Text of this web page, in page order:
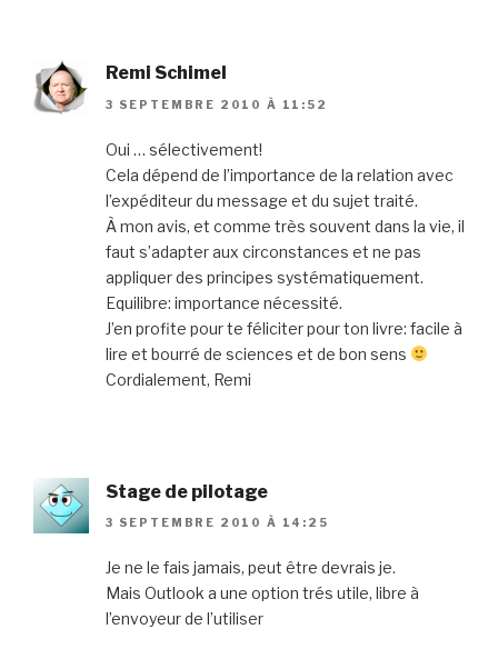
Remi Schimel
3 SEPTEMBRE 2010 À 11:52
Oui … sélectivement!
Cela dépend de l’importance de la relation avec
l’expéditeur du message et du sujet traité.
À mon avis, et comme très souvent dans la vie, il
faut s’adapter aux circonstances et ne pas
appliquer des principes systématiquement.
Equilibre: importance nécessité.
J’en profite pour te féliciter pour ton livre: facile à
lire et bourré de sciences et de bon sens
Cordialement, Remi
Stage de pilotage
3 SEPTEMBRE 2010 À 14:25
Je ne le fais jamais, peut être devrais je.
Mais Outlook a une option trés utile, libre à
l’envoyeur de l’utiliser